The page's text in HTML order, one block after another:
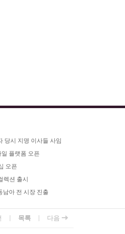
당시 지명 이사들 사임
플랫폼 오픈
오픈
션 출시
남아 전 시장 진출
| 목록 | 다음